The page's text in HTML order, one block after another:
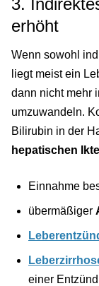
erhöht
Wenn sowohl
liegt meist ein
dann nicht mehr
umzuwandeln.
Bilirubin in der
hepatischen
Einnahme
übermäßiger
einer